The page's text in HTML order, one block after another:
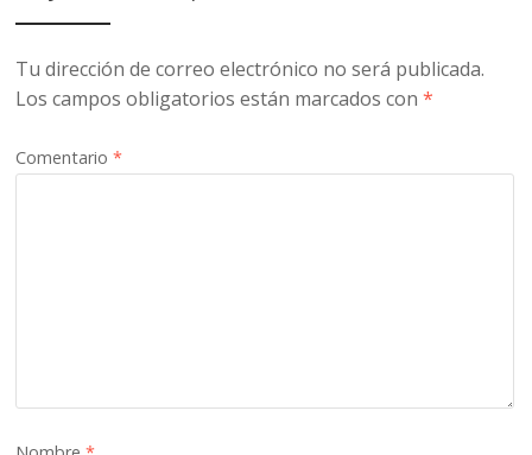
Tu dirección de correo electrónico no será publicada.
Los campos obligatorios están marcados con*
Comentario*